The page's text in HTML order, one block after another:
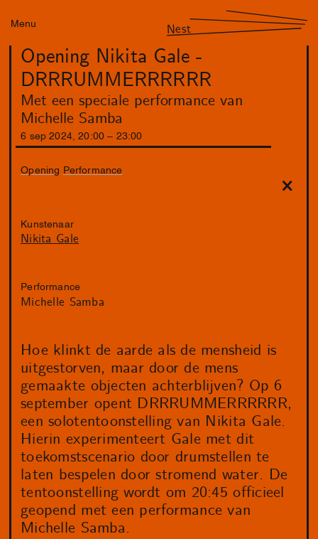
Menu Nest
Opening Nikita Gale -
DRRRUMMERRRRRR
Met een speciale performance van
Michelle Samba
6 sep 2024 ,20 :00 23 :00
Opening Performance
Kunstenaar
Nikita Gale
Performance
Michelle Samba
Hoe klinkt de aarde als de mensheid is
uitgestorven, maar door de mens
gemaakte objecten achterblijven? Op 6
september opent DRRRUMMERRRRRR,
een solotentoonstelling van Nikita Gale.
Hierin experimenteert Gale met dit
toekomstscenario door drumstellen te
laten bespelen door stromend water. De
tentoonstelling wordt om 20:45 officieel
geopend met een performance van
Michelle Samba.